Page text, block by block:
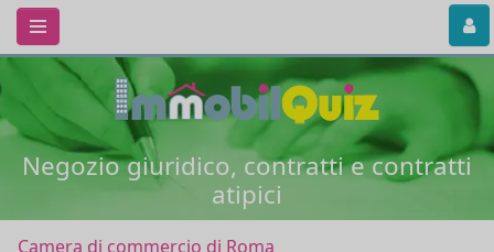
Negozio giuridico, contratti e contratti
atipici
Camera di commercio di Roma